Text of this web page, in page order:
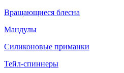
Вращающиеся блесна
Мандулы
Силиконовые приманки
Тейл-спиннеры